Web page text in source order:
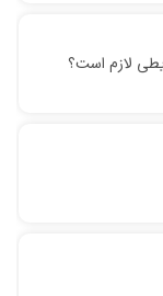
لازم است؟